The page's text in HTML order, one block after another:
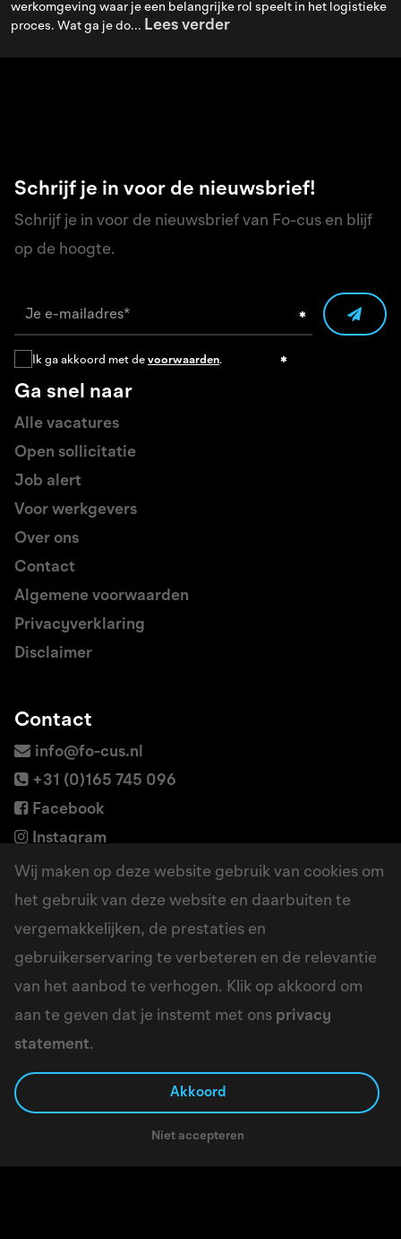
werkomgeving waar je een belangrijke rol speelt in het logistieke
proces. Wat ga je do... Lees verder
Schrijf je in voor de nieuwsbrief!
Schrijf je in voor de nieuwsbrief van Fo-cus en blijf
op de hoogte.
Ik ga akkoord met de voorwaarden.
Ga snel naar
Alle vacatures
Open sollicitatie
Job alert
Voor werkgevers
Over ons
Contact
Algemene voorwaarden
Privacyverklaring
Disclaimer
Contact
info@fo-cus.nl
+31 (0)165 745 096
Facebook
Instagram
LinkedIn
Adres
Borchwerf 6a
4704 RG Roosendaal
Google maps
Wij maken op deze website gebruik van cookies om
het gebruik van deze website en daarbuiten te
vergemakkelijken, de prestaties en
gebruikerservaring te verbeteren en de relevantie
van het aanbod te verhogen. Klik op akkoord om
aan te geven dat je instemt met ons privacy
statement.
Akkoord
Niet accepteren